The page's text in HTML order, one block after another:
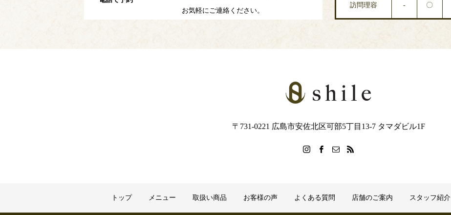
お気軽にご連絡ください。
訪問理容 - 〇
〒731-0221 広島市安佐北区可部5丁目13-7 タマダビル1F
トップ メニュー 取扱い商品 お客様の声 よくある質問 店舗のご案内 スタッフ紹介